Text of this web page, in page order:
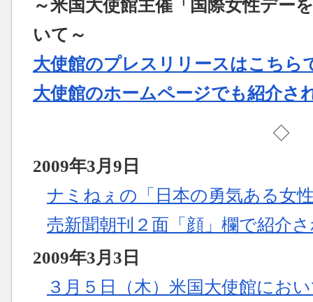
～米国大使館主催「国際女性デー
いて～
大使館のプレスリリースはこちら
大使館のホームページでも紹介さ
◇
2009年3月9日
ナミねぇの「日本の勇気ある女
売新聞朝刊２面「顔」欄で紹介
2009年3月3日
３月５日（木）米国大使館にお